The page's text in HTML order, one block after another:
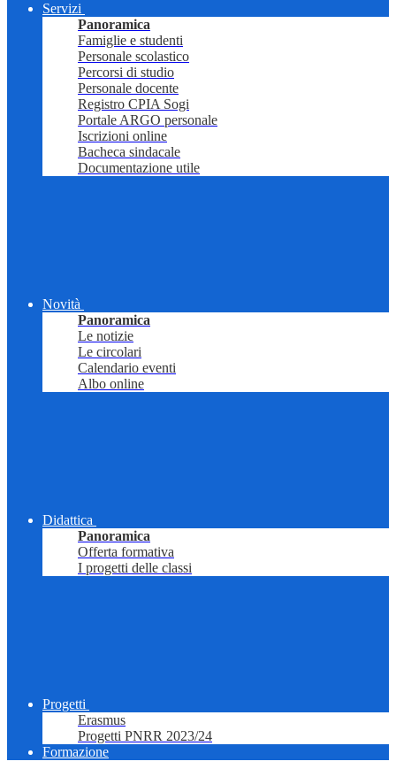
Servizi
Panoramica
Famiglie e studenti
Personale scolastico
Percorsi di studio
Personale docente
Registro CPIA Sogi
Portale ARGO personale
Iscrizioni online
Bacheca sindacale
Documentazione utile
Novità
Panoramica
Le notizie
Le circolari
Calendario eventi
Albo online
Didattica
Panoramica
Offerta formativa
I progetti delle classi
Progetti
Erasmus
Progetti PNRR 2023/24
Formazione